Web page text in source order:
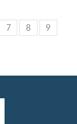
7 8
9